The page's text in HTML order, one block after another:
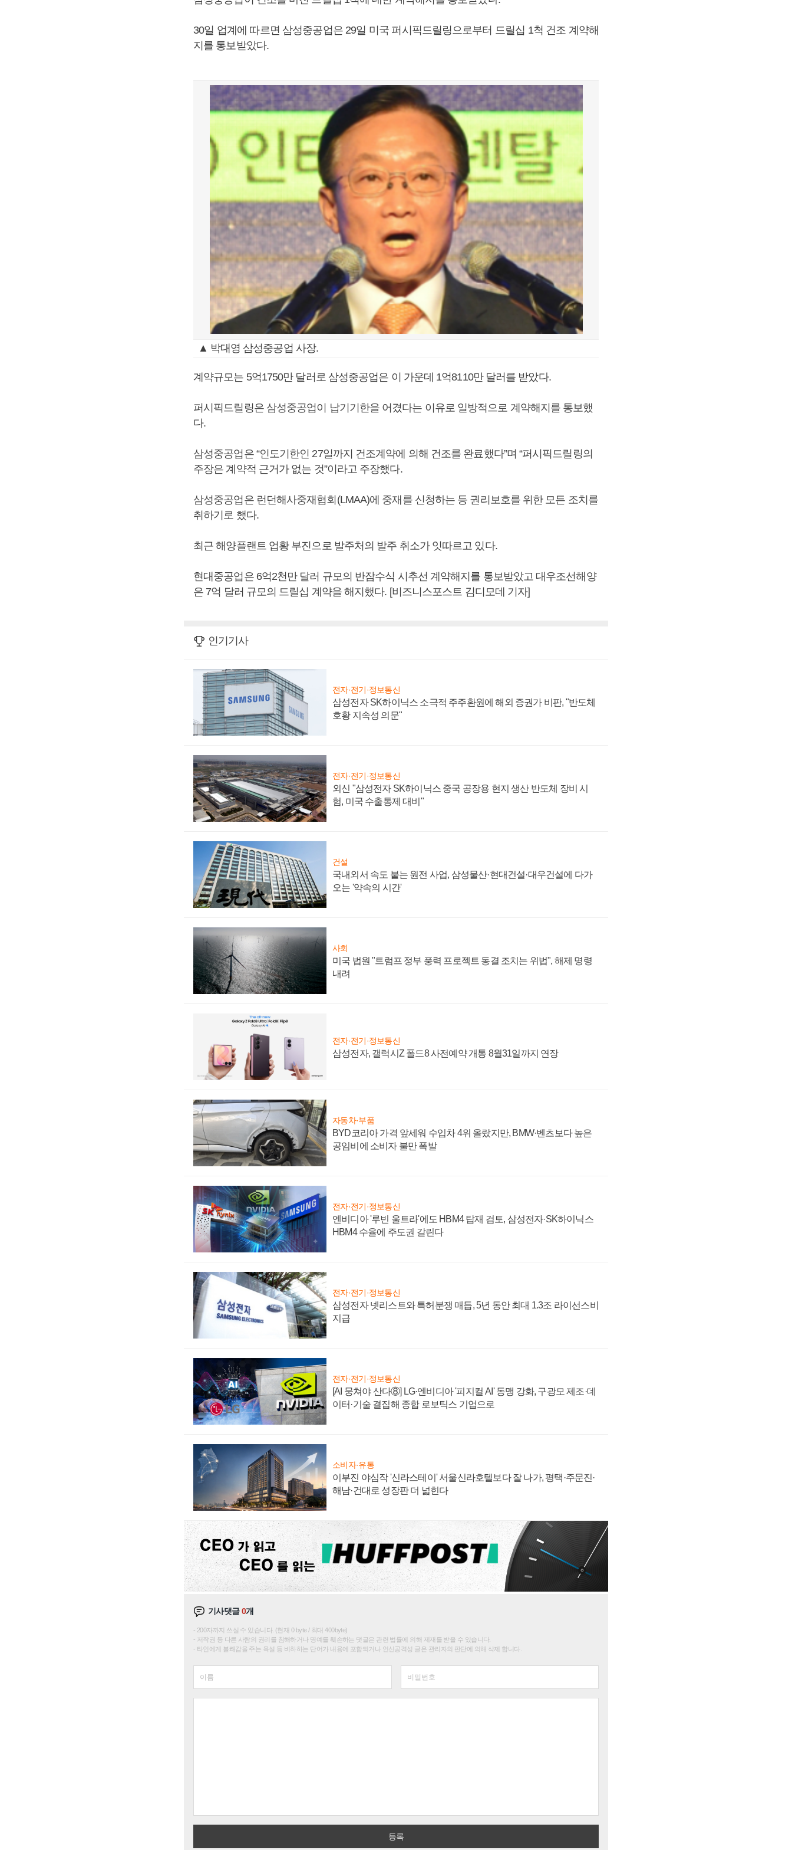
30일 업계에 따르면 삼성중공업은 29일 미국 퍼시픽드릴링으로부터 드릴십 1척 건조 계약해
지를 통보받았다.
▲ 박대영 삼성중공업 사장.
계약규모는 5억1750만 달러로 삼성중공업은 이 가운데 1억8110만 달러를 받았다.
퍼시픽드릴링은 삼성중공업이 납기기한을 어겼다는 이유로 일방적으로 계약해지를 통보했
다.
삼성중공업은 “인도기한인 27일까지 건조계약에 의해 건조를 완료했다”며 “퍼시픽드릴링의
주장은 계약적 근거가 없는 것”이라고 주장했다.
삼성중공업은 런던해사중재협회(LMAA)에 중재를 신청하는 등 권리보호를 위한 모든 조치를
취하기로 했다.
최근 해양플랜트 업황 부진으로 발주처의 발주 취소가 잇따르고 있다.
현대중공업은 6억2천만 달러 규모의 반잠수식 시추선 계약해지를 통보받았고 대우조선해양
은 7억 달러 규모의 드릴십 계약을 해지했다. [비즈니스포스트 김디모데 기자]
인기기사
전자·전기·정보통신
삼성전자 SK하이닉스 소극적 주주환원에 해외 증권가 비판, "반도체
호황 지속성 의문"
전자·전기·정보통신
외신 "삼성전자 SK하이닉스 중국 공장용 현지 생산 반도체 장비 시
험, 미국 수출통제 대비"
건설
국내외서 속도 붙는 원전 사업, 삼성물산·현대건설·대우건설에 다가
오는 '약속의 시간'
사회
미국 법원 "트럼프 정부 풍력 프로젝트 동결 조치는 위법", 해제 명령
내려
전자·전기·정보통신
삼성전자, 갤럭시Z 폴드8 사전예약 개통 8월31일까지 연장
자동차·부품
BYD코리아 가격 앞세워 수입차 4위 올랐지만, BMW·벤츠보다 높은
공임비에 소비자 불만 폭발
전자·전기·정보통신
엔비디아 '루빈 울트라'에도 HBM4 탑재 검토, 삼성전자·SK하이닉스
HBM4 수율에 주도권 갈린다
전자·전기·정보통신
삼성전자 넷리스트와 특허분쟁 매듭, 5년 동안 최대 1.3조 라이선스비
지급
전자·전기·정보통신
[AI 뭉쳐야 산다⑧] LG·엔비디아 '피지컬 AI' 동맹 강화, 구광모 제조·데
이터·기술 결집해 종합 로보틱스 기업으로
소비자·유통
이부진 야심작 '신라스테이' 서울신라호텔보다 잘 나가, 평택·주문진·
해남·건대로 성장판 더 넓힌다
기사댓글0개
200자까지 쓰실 수 있습니다. (현재 0 byte / 최대 400byte)
저작권 등 다른 사람의 권리를 침해하거나 명예를 훼손하는 댓글은 관련 법률에 의해 제재를 받을 수 있습니다.
타인에게 불쾌감을 주는 욕설 등 비하하는 단어가 내용에 포함되거나 인신공격성 글은 관리자의 판단에 의해 삭제 합니다.